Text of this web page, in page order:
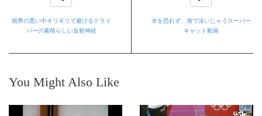
視界の悪い中ギリギリで避けるドライ
バーの素晴らしい反射神経
水を恐れず、海で泳いじゃうスーパー
キャット動画
You Might Also Like